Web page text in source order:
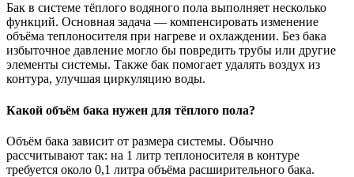
Бак в системе тёплого водяного пола выполняет несколько
функций. Основная задача — компенсировать изменение
объёма теплоносителя при нагреве и охлаждении. Без бака
избыточное давление могло бы повредить трубы или другие
элементы системы. Также бак помогает удалять воздух из
контура, улучшая циркуляцию воды.
Какой объём бака нужен для тёплого пола?
Объём бака зависит от размера системы. Обычно
рассчитывают так: на 1 литр теплоносителя в контуре
требуется около 0,1 литра объёма расширительного бака.